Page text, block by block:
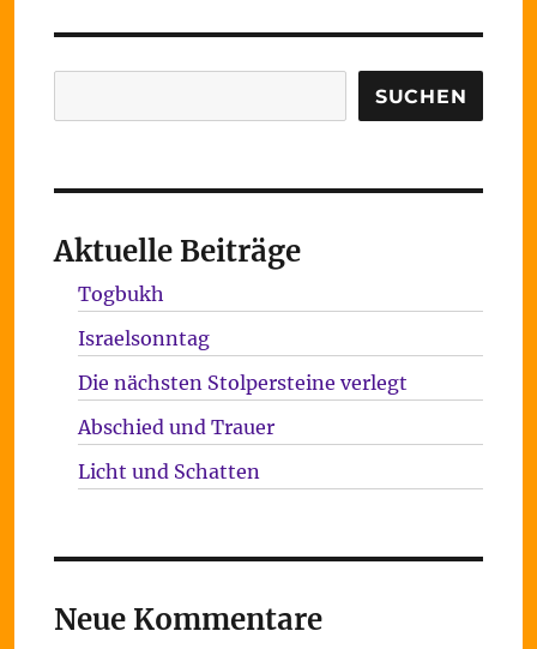
SUCHEN
Aktuelle Beiträge
Togbukh
Israelsonntag
Die nächsten Stolpersteine verlegt
Abschied und Trauer
Licht und Schatten
Neue Kommentare